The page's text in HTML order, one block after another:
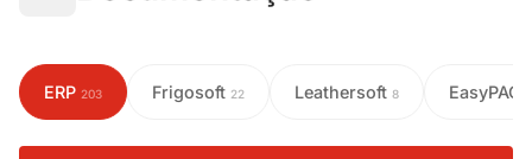
ERP 203 Frigosoft 22 Leathersoft 8 EasyPAC